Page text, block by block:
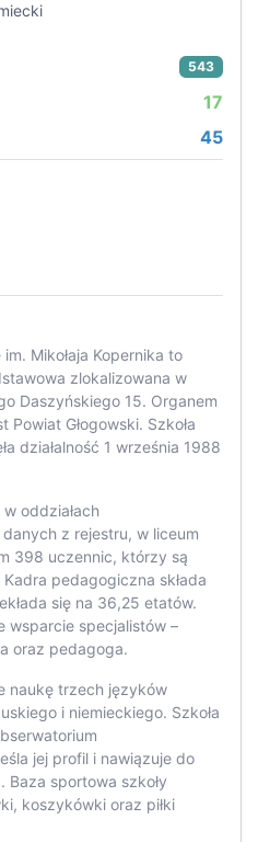
543
17
45
Mikołaja Kopernika to
zlokalizowana w
Daszyńskiego 15. Organem
Głogowski. Szkoła
działalność 1 września 1988
w oddziałach
z rejestru, w liceum
398 uczennic, którzy są
pedagogiczna składa
się na 36,25 etatów.
wsparcie specjalistów –
oraz pedagoga.
naukę trzech języków
i niemieckiego. Szkoła
jej profil i nawiązuje do
Baza sportowa szkoły
koszykówki oraz piłki